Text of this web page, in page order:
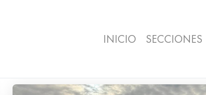
INICIO SECCIONES